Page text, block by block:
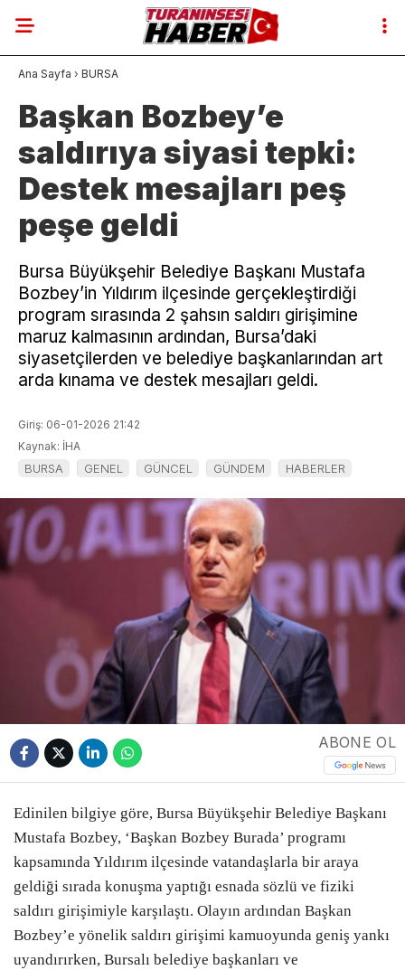
Ana Sayfa › BURSA
Başkan Bozbey’e
saldırıya siyasi tepki:
Destek mesajları peş
peşe geldi
Bursa Büyükşehir Belediye Başkanı Mustafa
Bozbey’in Yıldırım ilçesinde gerçekleştirdiği
program sırasında 2 şahsın saldırı girişimine
maruz kalmasının ardından, Bursa’daki
siyasetçilerden ve belediye başkanlarından art
arda kınama ve destek mesajları geldi.
Giriş: 06-01-2026 21:42
Kaynak: İHA
BURSA GENEL GÜNCEL GÜNDEM HABERLER
ABONE OL
Edinilen bilgiye göre, Bursa Büyükşehir Belediye Başkanı
Mustafa Bozbey, ‘Başkan Bozbey Burada’ programı
kapsamında Yıldırım ilçesinde vatandaşlarla bir araya
geldiği sırada konuşma yaptığı esnada sözlü ve fiziki
saldırı girişimiyle karşılaştı. Olayın ardından Başkan
Bozbey’e yönelik saldırı girişimi kamuoyunda geniş yankı
uyandırırken, Bursalı belediye başkanları ve